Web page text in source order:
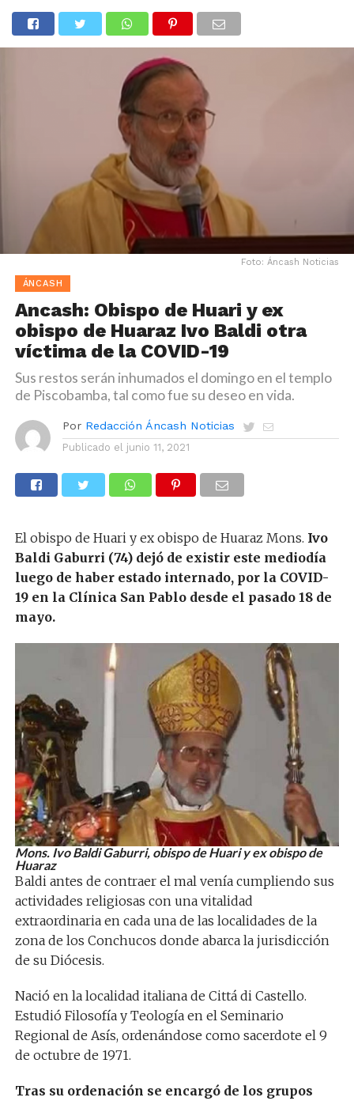
Foto: Áncash Noticias
ÁNCASH
Ancash: Obispo de Huari y ex
obispo de Huaraz Ivo Baldi otra
víctima de la COVID-19
Sus restos serán inhumados el domingo en el templo
de Piscobamba, tal como fue su deseo en vida.
Por Redacción Áncash Noticias
Publicado el junio 11, 2021
El obispo de Huari y ex obispo de Huaraz Mons. Ivo
Baldi Gaburri (74) dejó de existir este mediodía
luego de haber estado internado, por la COVID-
19 en la Clínica San Pablo desde el pasado 18 de
mayo.
Mons. Ivo Baldi Gaburri, obispo de Huari y ex obispo de
Huaraz
Baldi antes de contraer el mal venía cumpliendo sus
actividades religiosas con una vitalidad
extraordinaria en cada una de las localidades de la
zona de los Conchucos donde abarca la jurisdicción
de su Diócesis.
Nació en la localidad italiana de Cittá di Castello.
Estudió Filosofía y Teología en el Seminario
Regional de Asís, ordenándose como sacerdote el 9
de octubre de 1971.
Tras su ordenación se encargó de los grupos